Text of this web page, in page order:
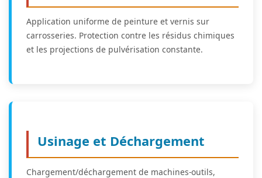
Application uniforme de peinture et vernis sur
carrosseries. Protection contre les résidus chimiques
et les projections de pulvérisation constante.
Usinage et Déchargement
Chargement/déchargement de machines-outils,